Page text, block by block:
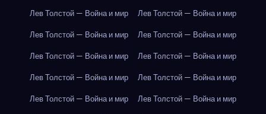
Лев Толстой — Война и мир
Лев Толстой — Война и мир
Лев Толстой — Война и мир
Лев Толстой — Война и мир
Лев Толстой — Война и мир
Лев Толстой — Война и мир
Лев Толстой — Война и мир
Лев Толстой — Война и мир
Лев Толстой — Война и мир
Лев Толстой — Война и мир